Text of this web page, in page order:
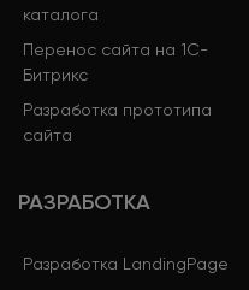
каталога
Перенос сайта на 1С-
Битрикс
Разработка прототипа
сайта
РАЗРАБОТКА
Разработка LandingPage